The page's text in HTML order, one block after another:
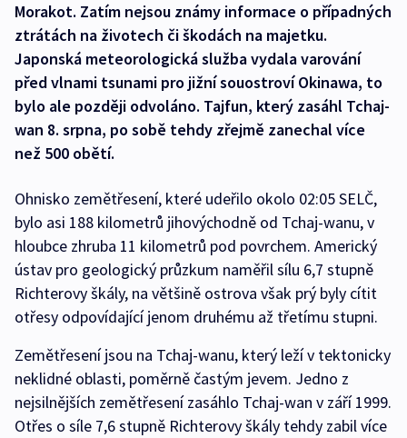
Morakot. Zatím nejsou známy informace o případných
ztrátách na životech či škodách na majetku.
Japonská meteorologická služba vydala varování
před vlnami tsunami pro jižní souostroví Okinawa, to
bylo ale později odvoláno. Tajfun, který zasáhl Tchaj-
wan 8. srpna, po sobě tehdy zřejmě zanechal více
než 500 obětí.
Ohnisko zemětřesení, které udeřilo okolo 02:05 SELČ,
bylo asi 188 kilometrů jihovýchodně od Tchaj-wanu, v
hloubce zhruba 11 kilometrů pod povrchem. Americký
ústav pro geologický průzkum naměřil sílu 6,7 stupně
Richterovy škály, na většině ostrova však prý byly cítit
otřesy odpovídající jenom druhému až třetímu stupni.
Zemětřesení jsou na Tchaj-wanu, který leží v tektonicky
neklidné oblasti, poměrně častým jevem. Jedno z
nejsilnějších zemětřesení zasáhlo Tchaj-wan v září 1999.
Otřes o síle 7,6 stupně Richterovy škály tehdy zabil více